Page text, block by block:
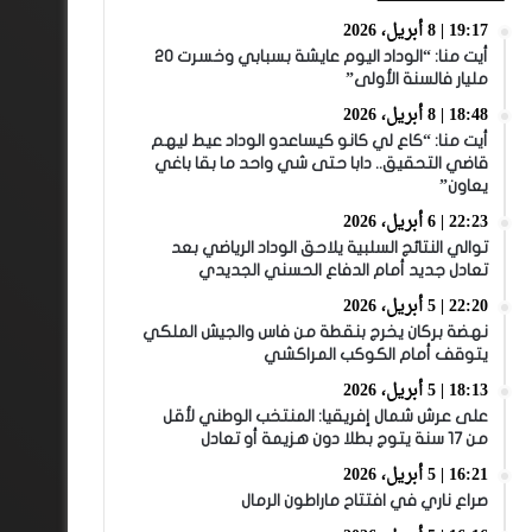
19:17 | 8 أبريل، 2026
أيت منا: “الوداد اليوم عايشة بسبابي وخسرت 20
مليار فالسنة الأولى”
18:48 | 8 أبريل، 2026
أيت منا: “كاع لي كانو كيساعدو الوداد عيط ليهم
قاضي التحقيق.. دابا حتى شي واحد ما بقا باغي
يعاون”
22:23 | 6 أبريل، 2026
توالي النتائج السلبية يلاحق الوداد الرياضي بعد
تعادل جديد أمام الدفاع الحسني الجديدي
22:20 | 5 أبريل، 2026
نهضة بركان يخرج بنقطة من فاس والجيش الملكي
يتوقف أمام الكوكب المراكشي
18:13 | 5 أبريل، 2026
على عرش شمال إفريقيا: المنتخب الوطني لأقل
من 17 سنة يتوج بطلا دون هزيمة أو تعادل
16:21 | 5 أبريل، 2026
صراع ناري في افتتاح ماراطون الرمال